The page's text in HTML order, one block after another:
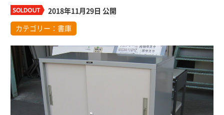
2018年11月29日 公開
カテゴリー： 書庫